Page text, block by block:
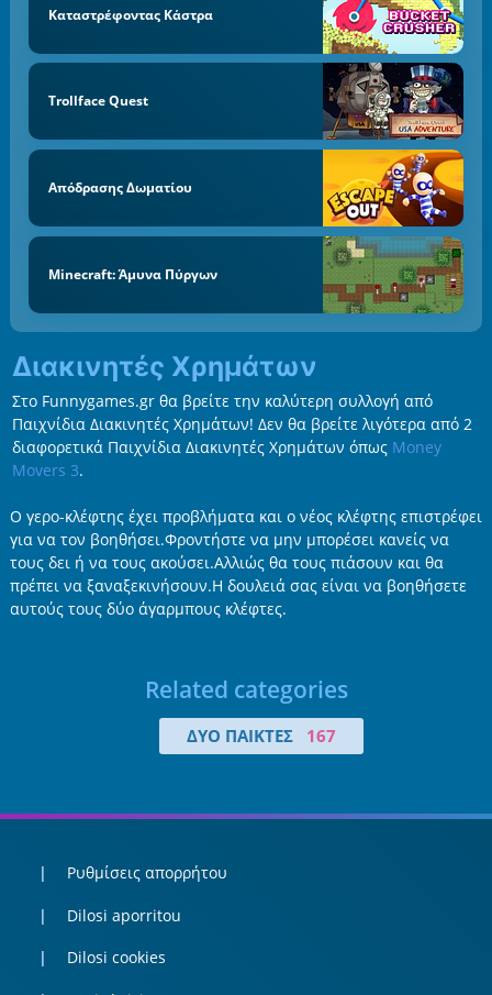
Καταστρέφοντας Κάστρα
Trollface Quest
Απόδρασης Δωματίου
Minecraft: Άμυνα Πύργων
Διακινητές Χρημάτων
Στο Funnygames.gr θα βρείτε την καλύτερη συλλογή από
Παιχνίδια Διακινητές Χρημάτων! Δεν θα βρείτε λιγότερα από 2
διαφορετικά Παιχνίδια Διακινητές Χρημάτων όπως Money
Movers 3.
Ο γερο-κλέφτης έχει προβλήματα και ο νέος κλέφτης επιστρέφει
για να τον βοηθήσει.Φροντήστε να μην μπορέσει κανείς να
τους δει ή να τους ακούσει.Αλλιώς θα τους πιάσουν και θα
πρέπει να ξαναξεκινήσουν.Η δουλειά σας είναι να βοηθήσετε
αυτούς τους δύο άγαρμπους κλέφτες.
Related categories
ΔΎΟ ΠΑΊΚΤΕΣ 167
Ρυθμίσεις απορρήτου
Dilosi aporritou
Dilosi cookies